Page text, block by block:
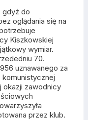
gdyż do
oglądania się na
Kiszkowskiej
wymiar.
70.
uznawanego za
okazji zawodnicy
przez klub.